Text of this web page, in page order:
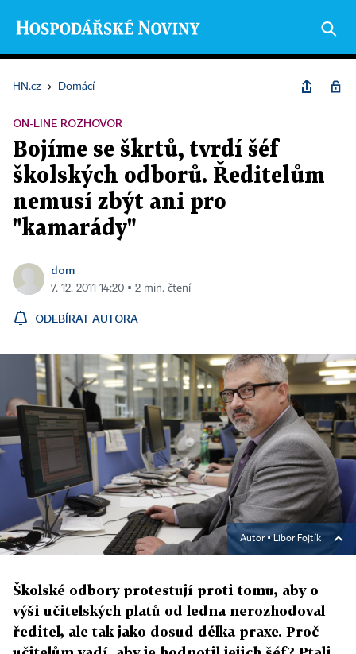
HN.cz › Domácí
ON-LINE ROZHOVOR
Bojíme se škrtů, tvrdí šéf
školských odborů. Ředitelům
nemusí zbýt ani pro
"kamarády"
dom
7. 12. 2011 14:20 ▪ 2 min. čtení
ODEBÍRAT AUTORA
Autor ▪Libor Fojtík
Školské odbory protestují proti tomu, aby o
výši učitelských platů od ledna nerozhodoval
ředitel, ale tak jako dosud délka praxe. Proč